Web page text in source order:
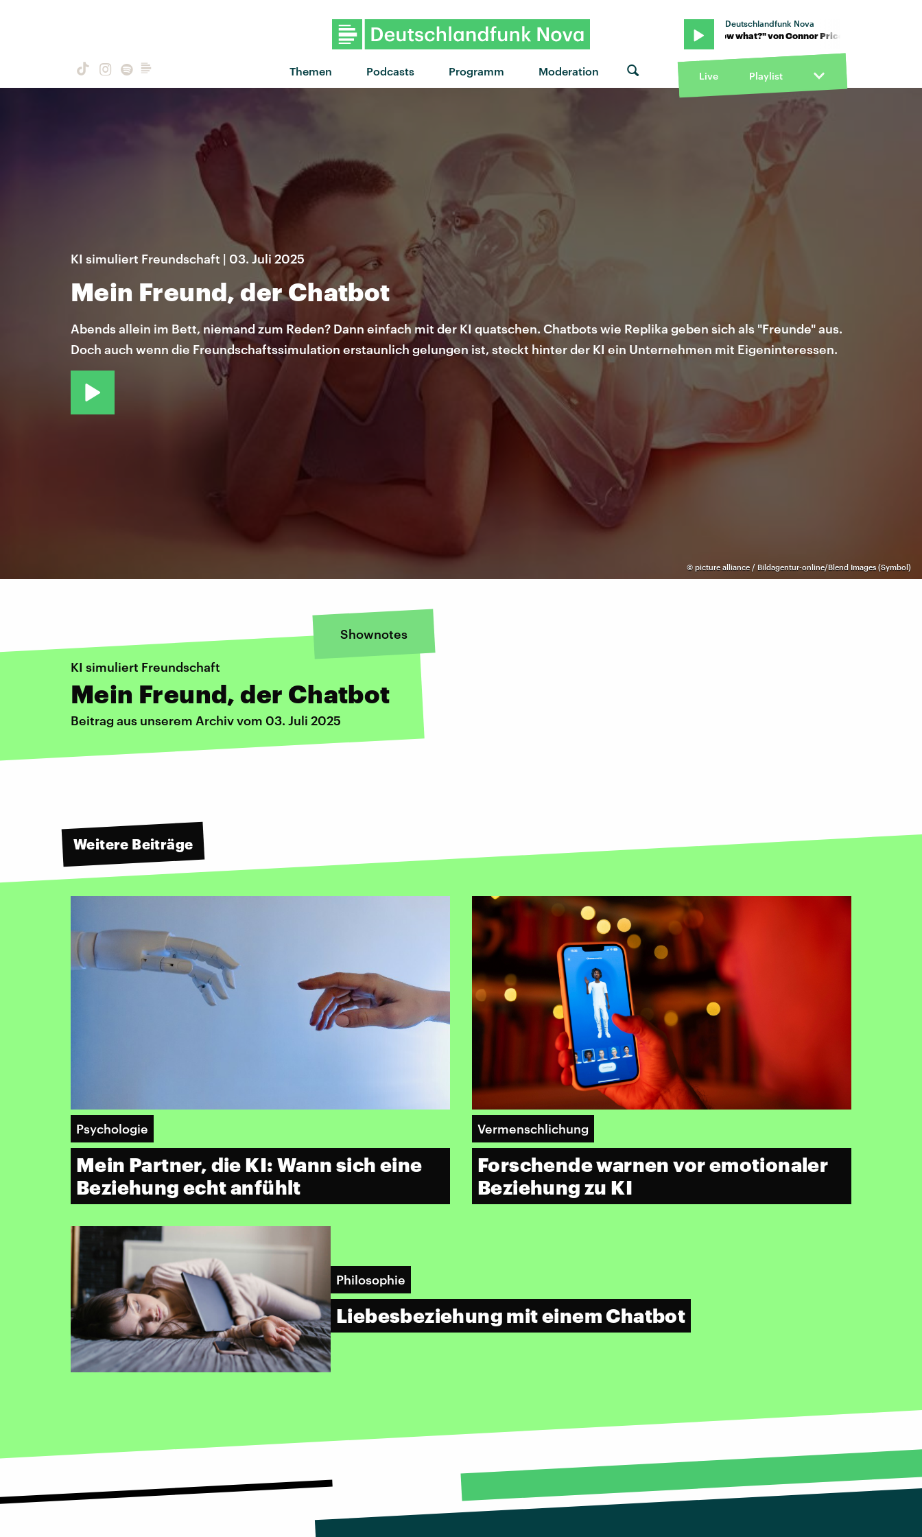
Themen Podcasts Programm Moderation
Deutschlandfunk Nova
"Now what?" von Connor Price · "Now what?" von Connor Price · "Now what?" von
Live Playlist
© picture alliance / Bildagentur-online/Blend Images (Symbol)
KI simuliert Freundschaft | 03. Juli 2025
Mein Freund, der Chatbot
Abends allein im Bett, niemand zum Reden? Dann einfach mit der KI quatschen. Chatbots wie Replika geben sich als "Freunde" aus.
Doch auch wenn die Freundschaftssimulation erstaunlich gelungen ist, steckt hinter der KI ein Unternehmen mit Eigeninteressen.
Shownotes
KI simuliert Freundschaft
Mein Freund, der Chatbot
Beitrag aus unserem Archiv vom 03. Juli 2025
Weitere Beiträge
Psychologie
Mein Partner, die KI: Wann sich eine
Beziehung echt anfühlt
Vermenschlichung
Forschende warnen vor emotionaler
Beziehung zu KI
Philosophie
Liebesbeziehung mit einem Chatbot